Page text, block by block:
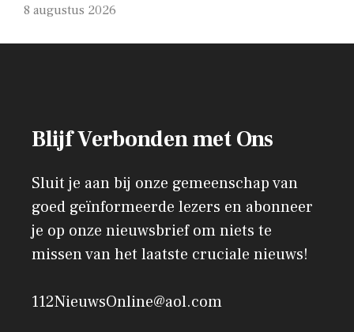
8 augustus 2026
Blijf Verbonden met Ons
Sluit je aan bij onze gemeenschap van
goed geïnformeerde lezers en abonneer
je op onze nieuwsbrief om niets te
missen van het laatste cruciale nieuws!
112NieuwsOnline@aol.com